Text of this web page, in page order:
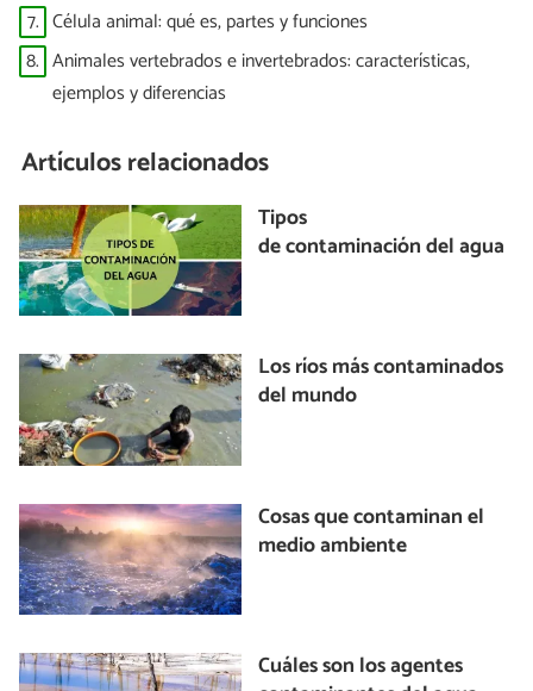
7. Célula animal: qué es, partes y funciones
8. Animales vertebrados e invertebrados: características,
ejemplos y diferencias
Artículos relacionados
Tipos
de contaminación del agua
Los ríos más contaminados
del mundo
Cosas que contaminan el
medio ambiente
Cuáles son los agentes